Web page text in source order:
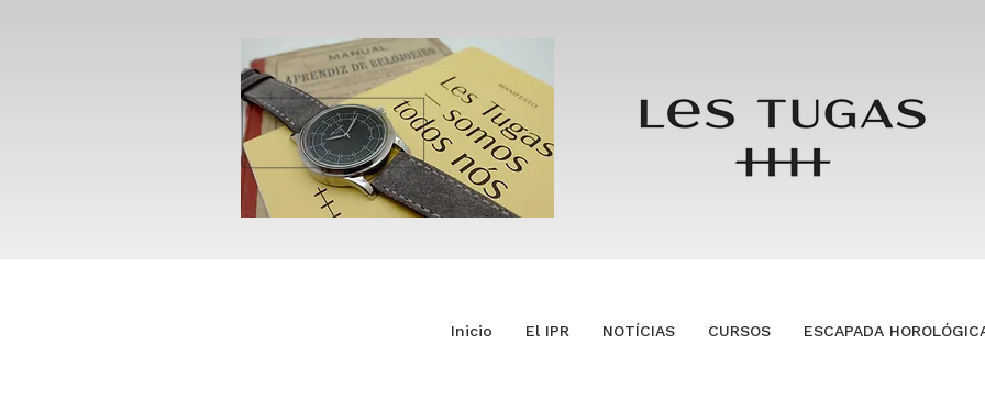
Inicio El IPR NOTÍCIAS CURSOS ESCAPADA